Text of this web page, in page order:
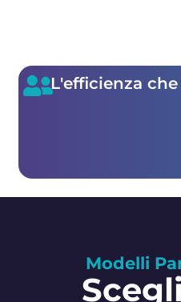
L'efficienza
Modelli